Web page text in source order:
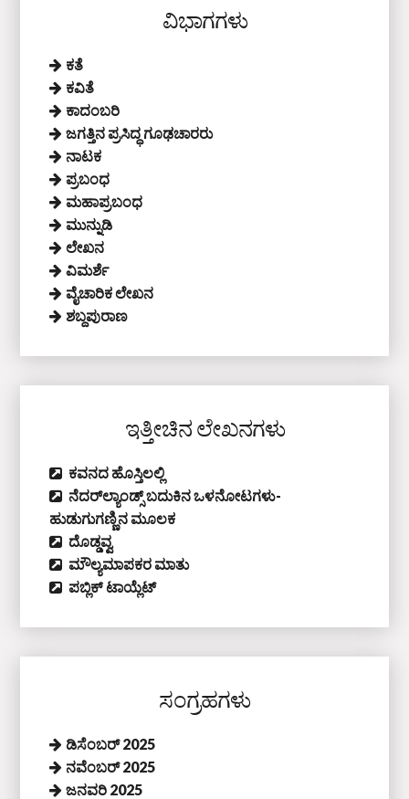
ವಿಭಾಗಗಳು
ಕತೆ
ಕವಿತೆ
ಕಾದಂಬರಿ
ಜಗತ್ತಿನ ಪ್ರಸಿದ್ಧ ಗೂಢಚಾರರು
ನಾಟಕ
ಪ್ರಬಂಧ
ಮಹಾಪ್ರಬಂಧ
ಮುನ್ನುಡಿ
ಲೇಖನ
ವಿಮರ್ಶೆ
ವೈಚಾರಿಕ ಲೇಖನ
ಶಬ್ದಪುರಾಣ
ಇತ್ತೀಚಿನ ಲೇಖನಗಳು
ಕವನದ ಹೊಸ್ತಿಲಲ್ಲಿ
ನೆದರ್‌ಲ್ಯಾಂಡ್ಸ್‌ ಬದುಕಿನ ಒಳನೋಟಗಳು-
ಹುಡುಗುಗಣ್ಣಿನ ಮೂಲಕ
ದೊಡ್ಡವ್ವ
ಮೌಲ್ಯಮಾಪಕರ ಮಾತು
ಪಬ್ಲಿಕ್‌ ಟಾಯ್ಲೆಟ್‌
ಸಂಗ್ರಹಗಳು
ಡಿಸೆಂಬರ್ 2025
ನವೆಂಬರ್ 2025
ಜನವರಿ 2025